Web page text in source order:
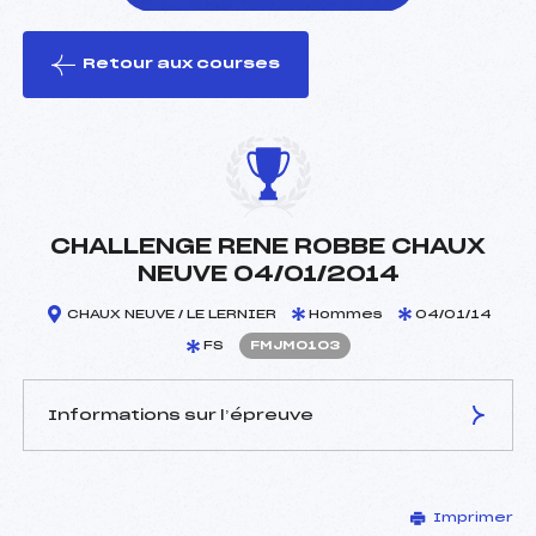
le ski
Retour aux courses
CHALLENGE RENE ROBBE CHAUX
NEUVE 04/01/2014
CHAUX NEUVE / LE LERNIER Hommes 04/01/14
FS FMJM0103
Informations sur l’épreuve
LETOUBLON JULIEN ()
Imprimer